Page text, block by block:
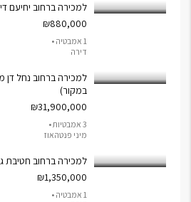
למכירה ברחוב יחיעם דירת 3
₪880,000
1 אמבטיה •
דירה
במקור)
₪31,900,000
3 אמבטיות •
מיני פנטהאוז
למכירה ברחוב חטיבת גולני
₪1,350,000
1 אמבטיה •